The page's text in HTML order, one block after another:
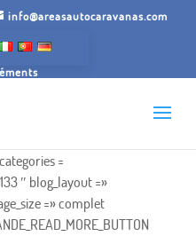
info@areasautocaravanas.com
=
″ blog_layout =»
=» complet